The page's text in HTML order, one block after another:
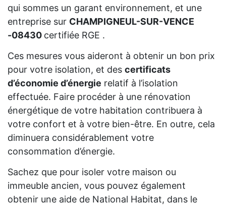
qui sommes un garant environnement, et une
entreprise sur CHAMPIGNEUL-SUR-VENCE
-08430 certifiée RGE .
Ces mesures vous aideront à obtenir un bon prix
pour votre isolation, et des certificats
d’économie d’énergie relatif à l’isolation
effectuée. Faire procéder à une rénovation
énergétique de votre habitation contribuera à
votre confort et à votre bien-être. En outre, cela
diminuera considérablement votre
consommation d’énergie.
Sachez que pour isoler votre maison ou
immeuble ancien, vous pouvez également
obtenir une aide de National Habitat, dans le